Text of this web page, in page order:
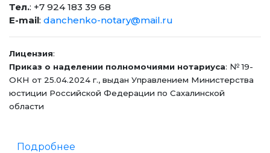
Тел.: +7 924 183 39 68
E-mail: danchenko-notary@mail.ru
Лицензия:
Приказ о наделении полномочиями нотариуса: № 19-
ОКН от 25.04.2024 г., выдан Управлением Министерства
юстиции Российской Федерации по Сахалинской
области
Подробнее